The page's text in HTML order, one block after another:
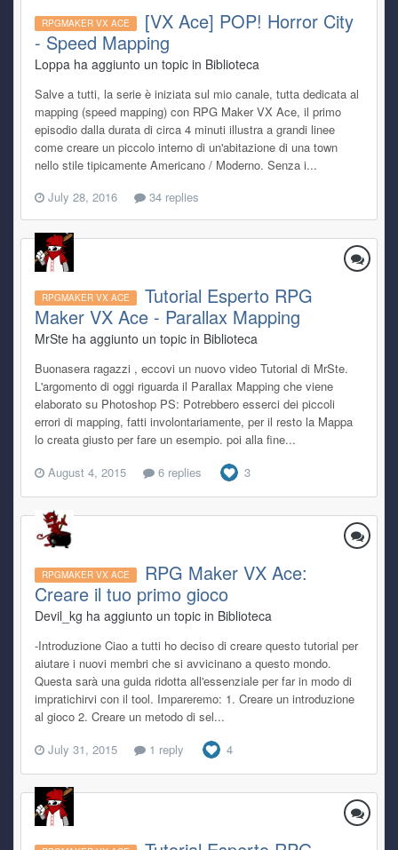
RPGMAKER VX ACE
[VX Ace] POP! Horror City
- Speed Mapping
Loppa ha aggiunto un topic in Biblioteca
Salve a tutti, la serie è iniziata sul mio canale, tutta dedicata al
mapping (speed mapping) con RPG Maker VX Ace, il primo
episodio dalla durata di circa 4 minuti illustra a grandi linee
come creare un piccolo interno di un'abitazione di una town
nello stile tipicamente Americano / Moderno. Senza i...
July 28, 2016
34 replies
RPGMAKER VX ACE
Tutorial Esperto RPG
Maker VX Ace - Parallax Mapping
MrSte ha aggiunto un topic in Biblioteca
Buonasera ragazzi , eccovi un nuovo video Tutorial di MrSte.
L'argomento di oggi riguarda il Parallax Mapping che viene
elaborato su Photoshop PS: Potrebbero esserci dei piccoli
errori di mapping, fatti involontariamente, per il resto la Mappa
lo creata giusto per fare un esempio. poi alla fine...
August 4, 2015
6 replies 3
RPGMAKER VX ACE
RPG Maker VX Ace:
Creare il tuo primo gioco
Devil_kg ha aggiunto un topic in Biblioteca
-Introduzione Ciao a tutti ho deciso di creare questo tutorial per
aiutare i nuovi membri che si avvicinano a questo mondo.
Questa sarà una guida ridotta all'essenziale per far in modo di
impratichirvi con il tool. Impareremo: 1. Creare un introduzione
al gioco 2. Creare un metodo di sel...
July 31, 2015
1 reply 4